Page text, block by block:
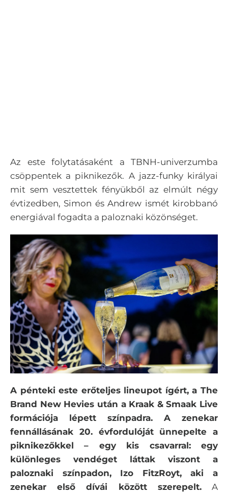
Az este folytatásaként a TBNH-univerzumba
csöppentek a piknikezők. A jazz-funky királyai
mit sem vesztettek fényükből az elmúlt négy
évtizedben, Simon és Andrew ismét kirobbanó
energiával fogadta a paloznaki közönséget.
A pénteki este erőteljes lineupot ígért, a The
Brand New Hevies után a Kraak & Smaak Live
formációja lépett színpadra. A zenekar
fennállásának 20. évfordulóját ünnepelte a
piknikezőkkel – egy kis csavarral: egy
különleges vendéget láttak viszont a
paloznaki színpadon, Izo FitzRoyt, aki a
zenekar első dívái között szerepelt.A